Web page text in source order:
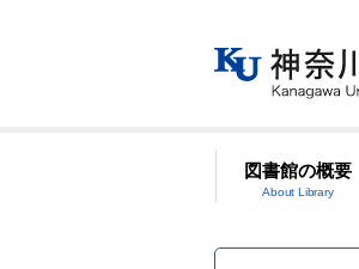
図書館の概要
About Library